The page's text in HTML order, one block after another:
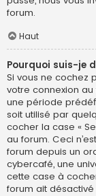
forum.
Haut
Pourquoi suis-je
Si vous ne cochez
votre connexion
une période
soit utilisé par
cocher la case «
au forum. Ceci
forum depuis un
cybercafé, une
cette case à
forum ait